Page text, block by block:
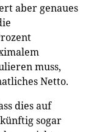
aber genaues
muss,
Netto.
dies auf
sogar